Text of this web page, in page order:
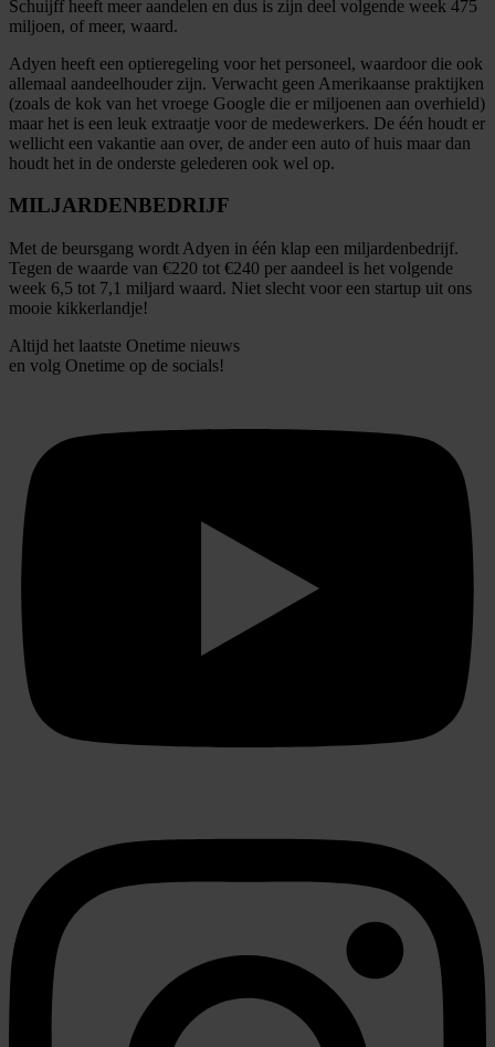
Schuijff heeft meer aandelen en dus is zijn deel volgende week 475
miljoen, of meer, waard.
Adyen heeft een optieregeling voor het personeel, waardoor die ook
allemaal aandeelhouder zijn. Verwacht geen Amerikaanse praktijken
(zoals de kok van het vroege Google die er miljoenen aan overhield)
maar het is een leuk extraatje voor de medewerkers. De één houdt er
wellicht een vakantie aan over, de ander een auto of huis maar dan
houdt het in de onderste gelederen ook wel op.
MILJARDENBEDRIJF
Met de beursgang wordt Adyen in één klap een miljardenbedrijf.
Tegen de waarde van €220 tot €240 per aandeel is het volgende
week 6,5 tot 7,1 miljard waard. Niet slecht voor een startup uit ons
mooie kikkerlandje!
Altijd het laatste Onetime nieuws
en volg Onetime op de socials!